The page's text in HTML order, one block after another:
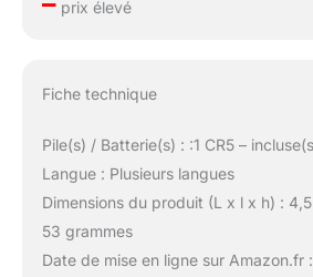
prix élevé
Fiche technique
Pile(s) / Batterie(s) : :1 CR5 –
Langue : Plusieurs langues
Dimensions du produit (L x l x h) :
53 grammes
Date de mise en ligne sur Amazon.fr